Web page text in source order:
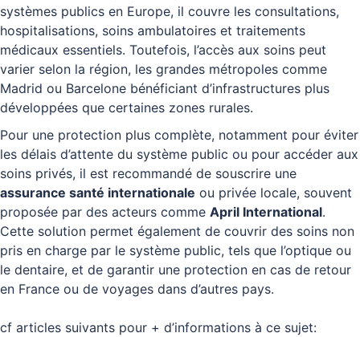
systèmes publics en Europe, il couvre les consultations,
hospitalisations, soins ambulatoires et traitements
médicaux essentiels. Toutefois, l’accès aux soins peut
varier selon la région, les grandes métropoles comme
Madrid ou Barcelone bénéficiant d’infrastructures plus
développées que certaines zones rurales.
Pour une protection plus complète, notamment pour éviter
les délais d’attente du système public ou pour accéder aux
soins privés, il est recommandé de souscrire une
assurance santé internationale ou privée locale, souvent
proposée par des acteurs comme April International.
Cette solution permet également de couvrir des soins non
pris en charge par le système public, tels que l’optique ou
le dentaire, et de garantir une protection en cas de retour
en France ou de voyages dans d’autres pays.
cf articles suivants pour + d’informations à ce sujet: